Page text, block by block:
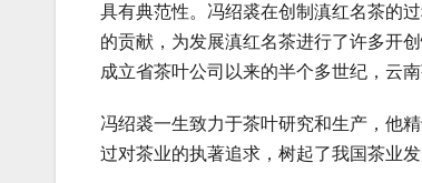
具有典范性。冯绍裘在创制滇红名茶的
的贡献，为发展滇红名茶进行了许多开
成立省茶叶公司以来的半个多世纪，云
冯绍裘一生致力于茶叶研究和生产，他
过对茶业的执著追求，树起了我国茶业